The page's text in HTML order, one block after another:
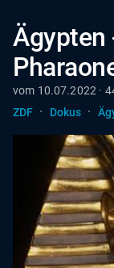
Ägypten
vom 10.07.2022 ·
ZDF · Dokus ·